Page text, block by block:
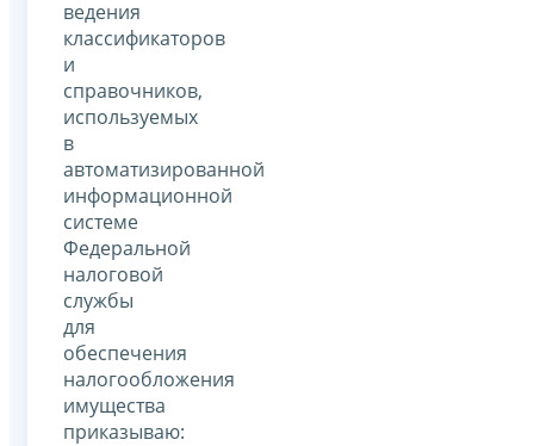
ведения
классификаторов
и
справочников,
используемых
в
автоматизированной
информационной
системе
Федеральной
налоговой
службы
для
обеспечения
налогообложения
имущества
приказываю: